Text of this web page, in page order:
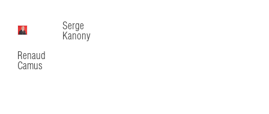
Renaud
Camus
Serge
Kanony